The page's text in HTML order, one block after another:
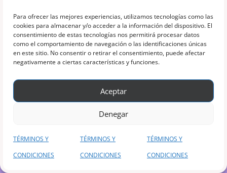
Para ofrecer las mejores experiencias, utilizamos tecnologías como las
cookies para almacenar y/o acceder a la información del dispositivo. El
consentimiento de estas tecnologías nos permitirá procesar datos
como el comportamiento de navegación o las identificaciones únicas
en este sitio. No consentir o retirar el consentimiento, puede afectar
negativamente a ciertas características y funciones.
Aceptar
Denegar
TÉRMINOS Y
CONDICIONES
TÉRMINOS Y
CONDICIONES
TÉRMINOS Y
CONDICIONES
pronto!